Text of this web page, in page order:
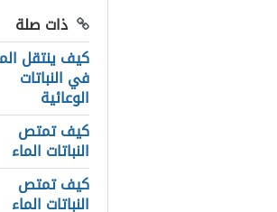
ذات صلة
كيف ينتقل الماء
في النباتات
الوعائية